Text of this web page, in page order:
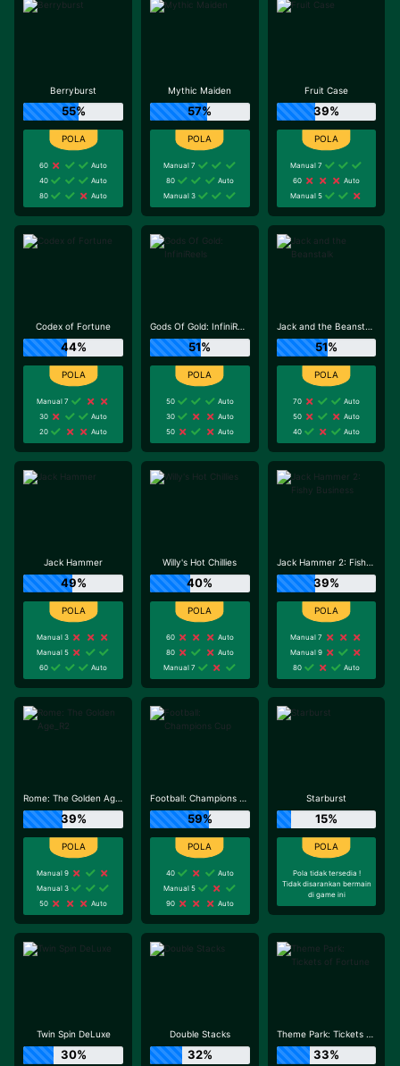
Berryburst
55%
60
Auto
40
Auto
80
Auto
Mythic Maiden
57%
Manual 7
80
Auto
Manual 3
Fruit Case
39%
Manual 7
60
Auto
Manual 5
Codex of Fortune
44%
Manual 7
30
Auto
20
Auto
Gods Of Gold: InfiniReels
51%
50
Auto
30
Auto
50
Auto
Jack and the Beanstalk
51%
70
Auto
50
Auto
40
Auto
Jack Hammer
49%
Manual 3
Manual 5
60
Auto
Willy's Hot Chillies
40%
60
Auto
80
Auto
Manual 7
Jack Hammer 2: Fishy Business
39%
Manual 7
Manual 9
80
Auto
Rome: The Golden Age_R2
39%
Manual 9
Manual 3
50
Auto
Football: Champions Cup
59%
40
Auto
Manual 5
90
Auto
Starburst
15%
Pola tidak tersedia !
Tidak disarankan bermain
di game ini
Twin Spin DeLuxe
30%
Double Stacks
32%
Theme Park: Tickets of Fortune
33%